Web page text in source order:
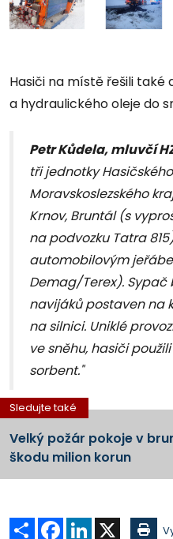
Hasiči na místě řešili
a hydraulického oleje do
Petr Kůdela, mluvčí
tři jednotky
Moravskoslezského
Krnov, Bruntál (s
na podvozku Tatra
automobilovým
Demag/Terex). Sypač
navijáků postaven na
na silnici. Uniklé
ve sněhu, hasiči
sorbent."
Sledujte také
Velký požár pokoje v
škodu milion korun
Sdílet Facebook
LinkedIn